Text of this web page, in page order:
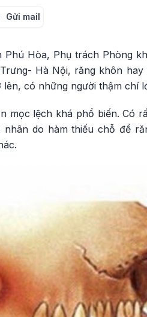
Gửi mail
Phú Hòa, Phụ trách Phòng
Hà Nội, răng khôn
lên, có những người thậm chí
mọc lệch khá phổ biến. Có
nhân do hàm thiếu chỗ để